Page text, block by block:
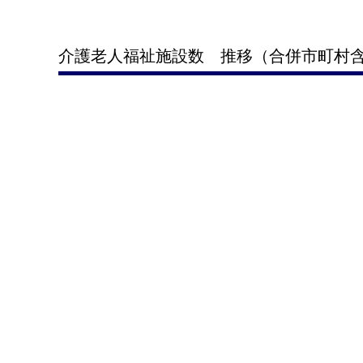
介護老人福祉施設数 推移（合併市町村